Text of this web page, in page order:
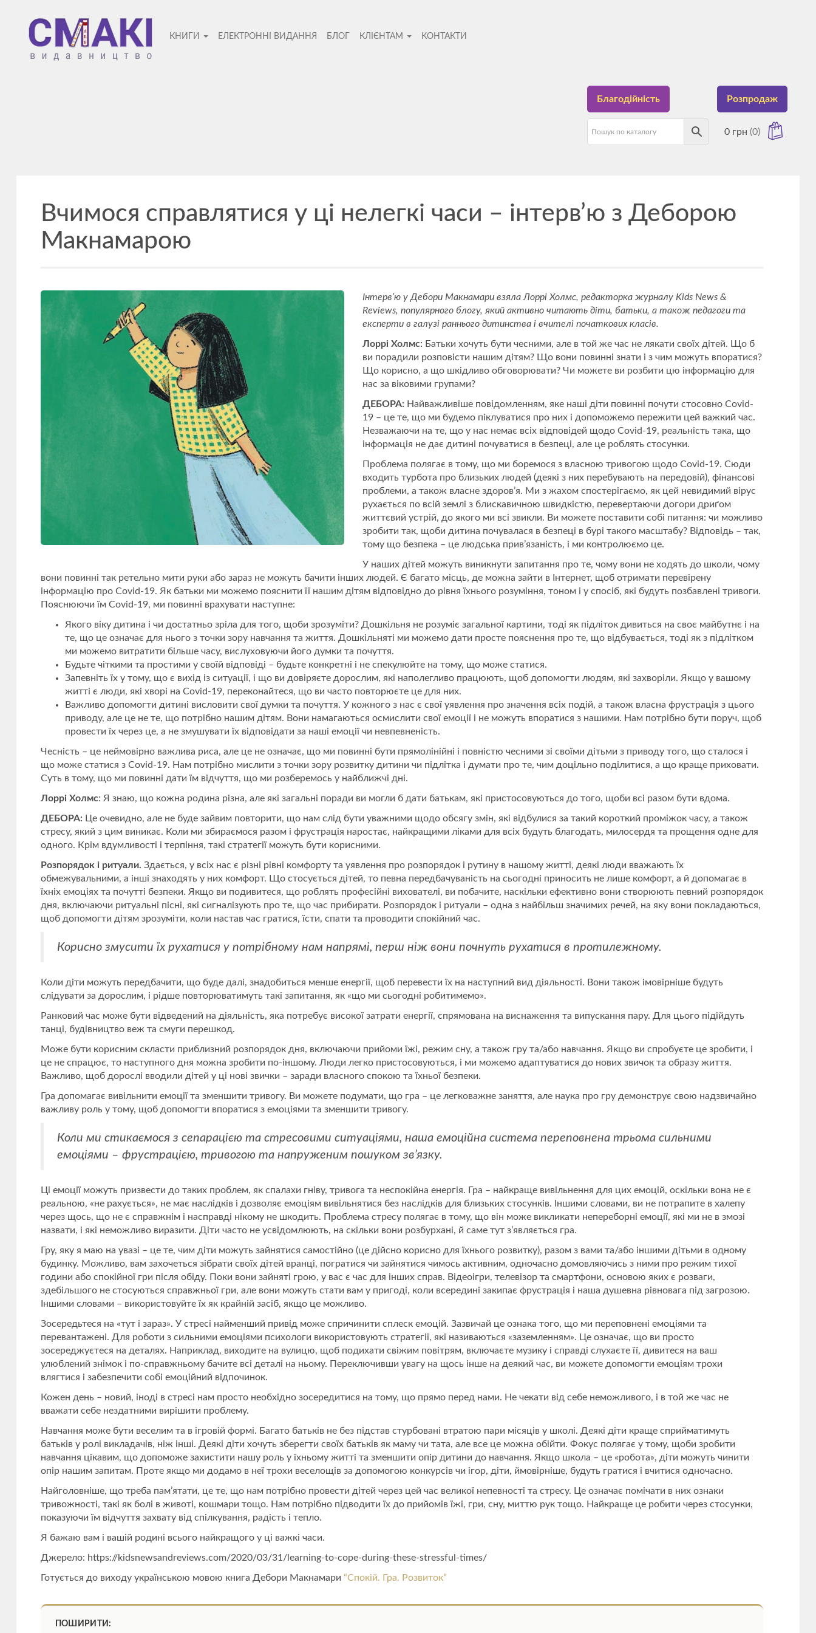
Смакі
—
КНИГИ ЕЛЕКТРОННІ ВИДАННЯ БЛОГ КЛІЄНТАМ КОНТАКТИ
Благодійність Розпродаж
0 грн (0)
Немає товарів у кошику.
Вчимося справлятися у ці нелегкі часи – інтерв’ю з Деборою
Макнамарою
Інтерв’ю у Дебори Макнамари взяла Лоррі Холмс, редакторка журналу Kids News &
Reviews, популярного блогу, який активно читають діти, батьки, а також педагоги та
експерти в галузі раннього дитинства і вчителі початкових класів.
Лоррі Холмс:Батьки хочуть бути чесними, але в той же час не лякати своїх дітей. Що б
ви порадили розповісти нашим дітям? Що вони повинні знати і з чим можуть впоратися?
Що корисно, а що шкідливо обговорювати? Чи можете ви розбити цю інформацію для
нас за віковими групами?
ДЕБОРА:Найважливіше повідомленням, яке наші діти повинні почути стосовно Covid-
19 – це те, що ми будемо піклуватися про них і допоможемо пережити цей важкий час.
Незважаючи на те, що у нас немає всіх відповідей щодо Covid-19, реальність така, що
інформація не дає дитині почуватися в безпеці, але це роблять стосунки.
Проблема полягає в тому, що ми боремося з власною тривогою щодо Covid-19. Сюди
входить турбота про близьких людей (деякі з них перебувають на передовій), фінансові
проблеми, а також власне здоров’я. Ми з жахом спостерігаємо, як цей невидимий вірус
рухається по всій землі з блискавичною швидкістю, перевертаючи догори дриґом
життєвий устрій, до якого ми всі звикли. Ви можете поставити собі питання: чи можливо
зробити так, щоби дитина почувалася в безпеці в бурі такого масштабу? Відповідь – так,
тому що безпека – це людська прив’язаність, і ми контролюємо це.
У наших дітей можуть виникнути запитання про те, чому вони не ходять до школи, чому
вони повинні так ретельно мити руки або зараз не можуть бачити інших людей. Є багато місць, де можна зайти в Інтернет, щоб отримати перевірену
інформацію про Covid-19. Як батьки ми можемо пояснити її нашим дітям відповідно до рівня їхнього розуміння, тоном і у спосіб, які будуть позбавлені тривоги.
Пояснюючи їм Covid-19, ми повинні врахувати наступне:
Якого віку дитина і чи достатньо зріла для того, щоби зрозуміти? Дошкільня не розуміє загальної картини, тоді як підліток дивиться на своє майбутнє і на
те, що це означає для нього з точки зору навчання та життя. Дошкільняті ми можемо дати просте пояснення про те, що відбувається, тоді як з підлітком
ми можемо витратити більше часу, вислуховуючи його думки та почуття.
Будьте чіткими та простими у своїй відповіді – будьте конкретні і не спекулюйте на тому, що може статися.
Запевніть їх у тому, що є вихід із ситуації, і що ви довіряєте дорослим, які наполегливо працюють, щоб допомогти людям, які захворіли. Якщо у вашому
житті є люди, які хворі на Covid-19, переконайтеся, що ви часто повторюєте це для них.
Важливо допомогти дитині висловити свої думки та почуття. У кожного з нас є свої уявлення про значення всіх подій, а також власна фрустрація з цього
приводу, але це не те, що потрібно нашим дітям. Вони намагаються осмислити свої емоції і не можуть впоратися з нашими. Нам потрібно бути поруч, щоб
провести їх через це, а не змушувати їх відповідати за наші емоції чи невпевненість.
Чесність – це неймовірно важлива риса, але це не означає, що ми повинні бути прямолінійні і повністю чесними зі своїми дітьми з приводу того, що сталося і
що може статися з Covid-19. Нам потрібно мислити з точки зору розвитку дитини чи підлітка і думати про те, чим доцільно поділитися, а що краще приховати.
Суть в тому, що ми повинні дати їм відчуття, що ми розберемось у найближчі дні.
Лоррі Холмс: Я знаю, що кожна родина різна, але які загальні поради ви могли б дати батькам, які пристосовуються до того, щоби всі разом бути вдома.
ДЕБОРА:Це очевидно, але не буде зайвим повторити, що нам слід бути уважними щодо обсягу змін, які відбулися за такий короткий проміжок часу, а також
стресу, який з цим виникає. Коли ми збираємося разом і фрустрація наростає, найкращими ліками для всіх будуть благодать, милосердя та прощення одне для
одного. Крім вдумливості і терпіння, такі стратегії можуть бути корисними.
Розпорядок і ритуали. Здається, у всіх нас є різні рівні комфорту та уявлення про розпорядок і рутину в нашому житті, деякі люди вважають їх
обмежувальними, а інші знаходять у них комфорт. Що стосується дітей, то певна передбачуваність на сьогодні приносить не лише комфорт, а й допомагає в
їхніх емоціях та почутті безпеки. Якщо ви подивитеся, що роблять професійні вихователі, ви побачите, наскільки ефективно вони створюють певний розпорядок
дня, включаючи ритуальні пісні, які сигналізують про те, що час прибирати. Розпорядок і ритуали – одна з найбільш значимих речей, на яку вони покладаються,
щоб допомогти дітям зрозуміти, коли настав час гратися, їсти, спати та проводити спокійний час.
Корисно змусити їх рухатися у потрібному нам напрямі, перш ніж вони почнуть рухатися в протилежному.
Коли діти можуть передбачити, що буде далі, знадобиться менше енергії, щоб перевести їх на наступний вид діяльності. Вони також імовірніше будуть
слідувати за дорослим, і рідше повторюватимуть такі запитання, як «що ми сьогодні робитимемо».
Ранковий час може бути відведений на діяльність, яка потребує високої затрати енергії, спрямована на виснаження та випускання пару. Для цього підійдуть
танці, будівництво веж та смуги перешкод.
Може бути корисним скласти приблизний розпорядок дня, включаючи прийоми їжі, режим сну, а також гру та/або навчання. Якщо ви спробуєте це зробити, і
це не спрацює, то наступного дня можна зробити по-іншому. Люди легко пристосовуються, і ми можемо адаптуватися до нових звичок та образу життя.
Важливо, щоб дорослі вводили дітей у ці нові звички – заради власного спокою та їхньої безпеки.
Гра допомагає вивільнити емоції та зменшити тривогу. Ви можете подумати, що гра – це легковажне заняття, але наука про гру демонструє свою надзвичайно
важливу роль у тому, щоб допомогти впоратися з емоціями та зменшити тривогу.
Коли ми стикаємося з сепарацією та стресовими ситуаціями, наша емоційна система переповнена трьома сильними
емоціями – фрустрацією, тривогою та напруженим пошуком зв’язку.
Ці емоції можуть призвести до таких проблем, як спалахи гніву, тривога та неспокійна енергія. Гра – найкраще вивільнення для цих емоцій, оскільки вона не є
реальною, «не рахується», не має наслідків і дозволяє емоціям вивільнятися без наслідків для близьких стосунків. Іншими словами, ви не потрапите в халепу
через щось, що не є справжнім і насправді нікому не шкодить. Проблема стресу полягає в тому, що він може викликати непереборні емоції, які ми не в змозі
назвати, і які неможливо виразити. Діти часто не усвідомлюють, на скільки вони розбурхані, й саме тут з’являється гра.
Гру, яку я маю на увазі – це те, чим діти можуть зайнятися самостійно (це дійсно корисно для їхнього розвитку), разом з вами та/або іншими дітьми в одному
будинку. Можливо, вам захочеться зібрати своїх дітей вранці, погратися чи зайнятися чимось активним, одночасно домовляючись з ними про режим тихої
години або спокійної гри після обіду. Поки вони зайняті грою, у вас є час для інших справ. Відеоігри, телевізор та смартфони, основою яких є розваги,
здебільшого не стосуються справжньої гри, але вони можуть стати вам у пригоді, коли всередині закипає фрустрація і наша душевна рівновага під загрозою.
Іншими словами – використовуйте їх як крайній засіб, якщо це можливо.
Зосередьтеся на «тут і зараз». У стресі найменший привід може спричинити сплеск емоцій. Зазвичай це ознака того, що ми переповнені емоціями та
перевантажені. Для роботи з сильними емоціями психологи використовують стратегії, які називаються «заземленням». Це означає, що ви просто
зосереджуєтеся на деталях. Наприклад, виходите на вулицю, щоб подихати свіжим повітрям, включаєте музику і справді слухаєте її, дивитеся на ваш
улюблений знімок і по-справжньому бачите всі деталі на ньому. Переключивши увагу на щось інше на деякий час, ви можете допомогти емоціям трохи
влягтися і забезпечити собі емоційний відпочинок.
Кожен день – новий, іноді в стресі нам просто необхідно зосередитися на тому, що прямо перед нами. Не чекати від себе неможливого, і в той же час не
вважати себе нездатними вирішити проблему.
Навчання може бути веселим та в ігровій формі. Багато батьків не без підстав стурбовані втратою пари місяців у школі. Деякі діти краще сприйматимуть
батьків у ролі викладачів, ніж інші. Деякі діти хочуть зберегти своїх батьків як маму чи тата, але все це можна обійти. Фокус полягає у тому, щоби зробити
навчання цікавим, що допоможе захистити нашу роль у їхньому житті та зменшити опір дитини до навчання. Якщо школа – це «робота», діти можуть чинити
опір нашим запитам. Проте якщо ми додамо в неї трохи веселощів за допомогою конкурсів чи ігор, діти, ймовірніше, будуть гратися і вчитися одночасно.
Найголовніше, що треба пам’ятати, це те, що нам потрібно провести дітей через цей час великої непевності та стресу. Це означає помічати в них ознаки
тривожності, такі як болі в животі, кошмари тощо. Нам потрібно підводити їх до прийомів їжі, гри, сну, миттю рук тощо. Найкраще це робити через стосунки,
показуючи їм відчуття захвату від спілкування, радість і тепло.
Я бажаю вам і вашій родині всього найкращого у ці важкі часи.
Джерело: https://kidsnewsandreviews.com/2020/03/31/learning-to-cope-during-these-stressful-times/
Готується до виходу українською мовою книга Дебори Макнамари “Спокій. Гра. Розвиток”
ПОШИРИТИ: